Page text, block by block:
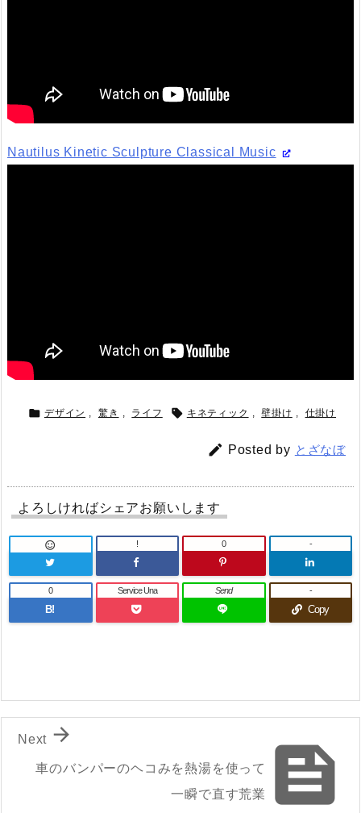
Nautilus Kinetic Sculpture Classical Music
 デザイン 驚き ライフ  キネティック 壁掛け 仕掛け
 Posted by とざなぼ
よろしければシェアお願いします
 ! 0 -
B!
0 Service Una Send
Copy
-

車のバンパーのヘコみを熱湯を使って
一瞬で直す荒業

Next